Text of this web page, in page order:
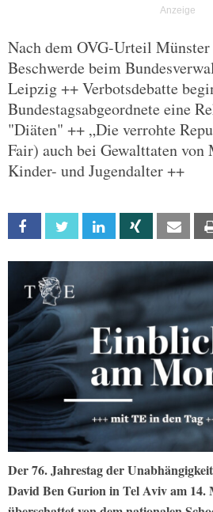
Nach dem OVG-Urteil
Beschwerde beim
Leipzig ++ Verbotsdebatte
Bundestagsabgeordnete eine
"Diäten" ++ „Die verrohte
Fair) auch bei Gewalttaten
Kinder- und Jugendalter ++
Facebook Twitter Linkedin Xing Email
Der 76. Jahrestag der
David Ben Gurion in Tel Aviv am